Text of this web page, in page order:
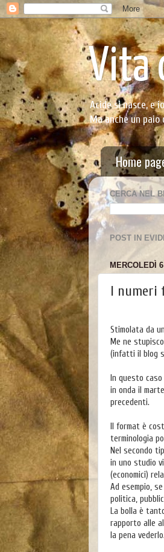
Vita
Acide si nasce, e
Ma anche un
Home
CERCA NEL
POST IN
MERCOLEDÌ
I numeri
Stimolata da
Me ne
(infatti il blog
In questo
in onda il
precedenti.
Il format è
terminologia
Nel secondo
in uno studio
(economici)
Ad esempio,
politica,
La bolla è
rapporto alle
la pena vederlo.